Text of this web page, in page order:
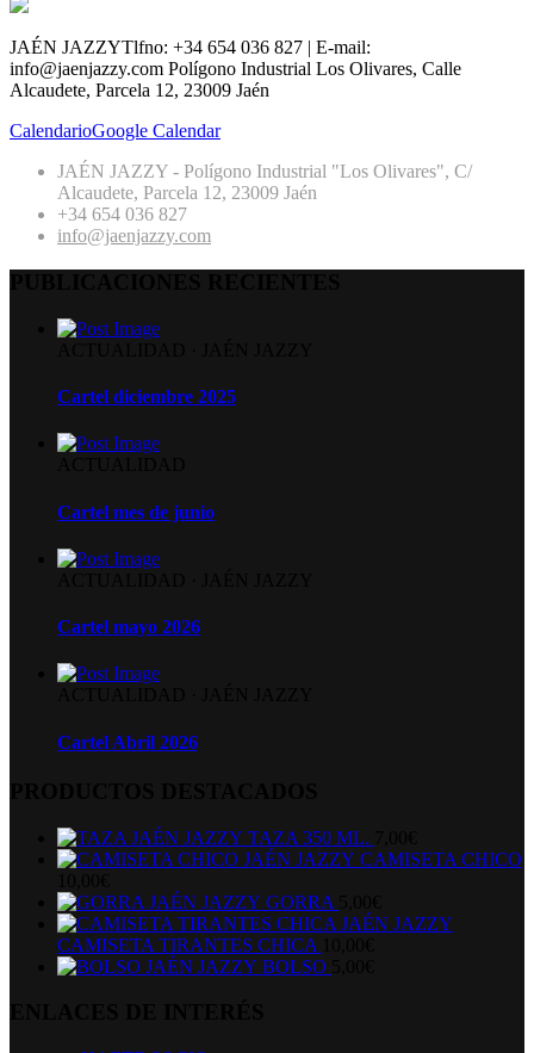
JAÉN JAZZYTlfno: +34 654 036 827 | E-mail:
info@jaenjazzy.com Polígono Industrial Los Olivares, Calle
Alcaudete, Parcela 12, 23009 Jaén
CalendarioGoogle Calendar
JAÉN JAZZY - Polígono Industrial "Los Olivares", C/
Alcaudete, Parcela 12, 23009 Jaén
+34 654 036 827
info@jaenjazzy.com
Cartel diciembre 2025
Cartel mes de junio
Cartel mayo 2026
Cartel Abril 2026
TAZA 350 ML.
CAMISETA CHICO
GORRA
CAMISETA TIRANTES CHICA
BOLSO